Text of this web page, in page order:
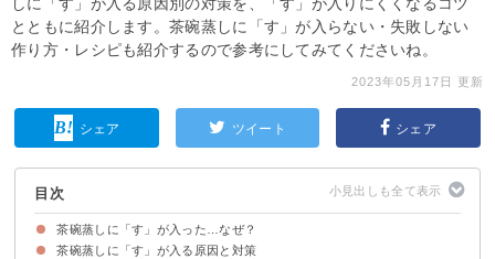
とともに紹介します。茶碗蒸しに「す」が入らない・失敗しない
作り方・レシピも紹介するので参考にしてみてくださいね。
2023年05月17日 更新
シェア ツイート シェア
目次
茶碗蒸しに「す」が入った…なぜ？
「す」が茶碗蒸しに入るとどうなる？
茶碗蒸しに「す」が入る原因と対策